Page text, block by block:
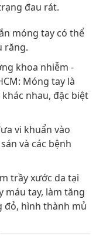
đau rát.
móng tay có thể
răng.
khoa nhiễm -
Móng tay là
nhau, đặc biệt
vi khuẩn vào
và các bệnh
trầy xước da tại
máu tay, làm tăng
đỏ, hình thành mủ